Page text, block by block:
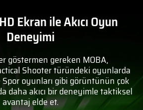
Ekran ile Akıcı Oyun
Deneyimi
göstermen gereken MOBA,
Shooter türündeki oyunlarda
Spor oyunları gibi görüntünün çok
daha akıcı bir deneyimle taktiksel
avantaj elde et.